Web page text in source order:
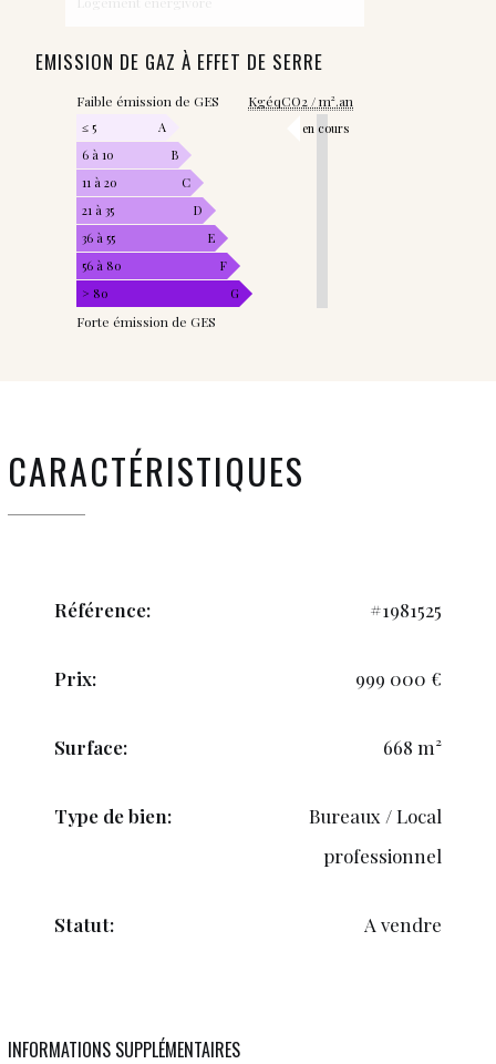
EMISSION DE GAZ À EFFET DE SERRE
Faible émission de GES KgéqCO2 / m².an
≤ 5
A
6 à 10
B
11 à 20
C
21 à 35
D
36 à 55
E
56 à 80
F
> 80
G
en cours
Forte émission de GES
CARACTÉRISTIQUES
Référence: #1981525
Prix: 999 000 €
Surface: 668 m²
Type de bien:
Bureaux / Local
professionnel
Statut: A vendre
INFORMATIONS SUPPLÉMENTAIRES